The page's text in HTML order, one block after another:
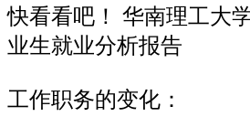
快看看吧！ 华南理工大
业生就业分析报告
工作职务的变化：